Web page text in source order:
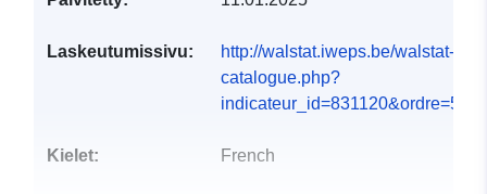
Laskeutumissivu:
http://walstat.iweps.be/walstat-
catalogue.php?
indicateur_id=831120&ordre=5#
Kielet: French